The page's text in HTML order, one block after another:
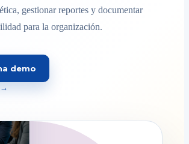
gestionar reportes y documentar
para la organización.
demo